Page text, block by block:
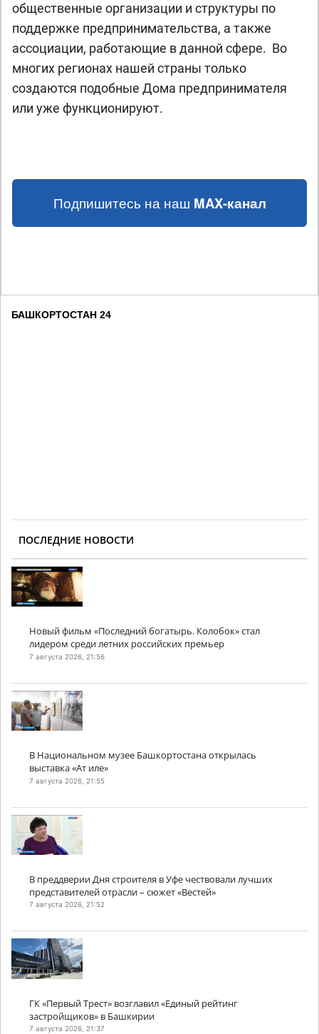
общественные организации и структуры по
поддержке предпринимательства, а также
ассоциации, работающие в данной сфере. Во
многих регионах нашей страны только
создаются подобные Дома предпринимателя
или уже функционируют.
Подпишитесь на наш MAX-канал
БАШКОРТОСТАН 24
ПОСЛЕДНИЕ НОВОСТИ
Новый фильм «Последний богатырь. Колобок» стал
лидером среди летних российских премьер
7 августа 2026, 21:56
В Национальном музее Башкортостана открылась
выставка «Ат иле»
7 августа 2026, 21:55
В преддверии Дня строителя в Уфе чествовали лучших
представителей отрасли – сюжет «Вестей»
7 августа 2026, 21:52
ГК «Первый Трест» возглавил «Единый рейтинг
застройщиков» в Башкирии
7 августа 2026, 21:37